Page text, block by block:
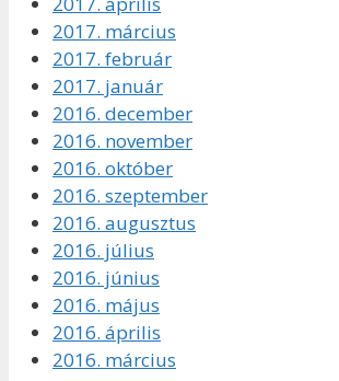
2017. március
2017. február
2017. január
2016. december
2016. november
2016. október
2016. szeptember
2016. augusztus
2016. július
2016. június
2016. május
2016. április
2016. március